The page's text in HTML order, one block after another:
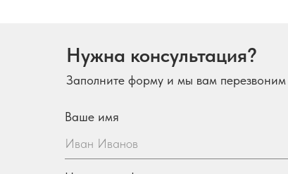
Ваше имя
Нужна консультация?
Заполните форму и мы вам перезвоним